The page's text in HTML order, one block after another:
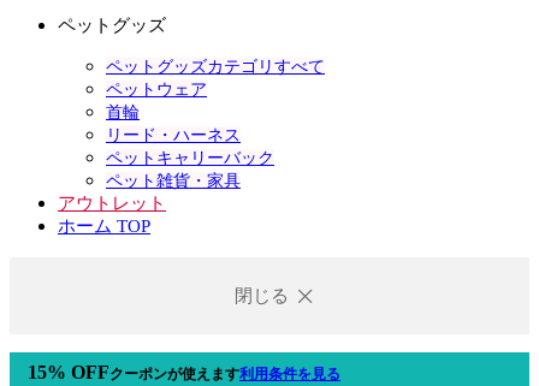
ペットグッズ
ペットグッズカテゴリすべて
ペットウェア
首輪
リード・ハーネス
ペットキャリーバック
ペット雑貨・家具
アウトレット
ホーム TOP
閉じる
15% OFFクーポンが使えます利用条件を見る